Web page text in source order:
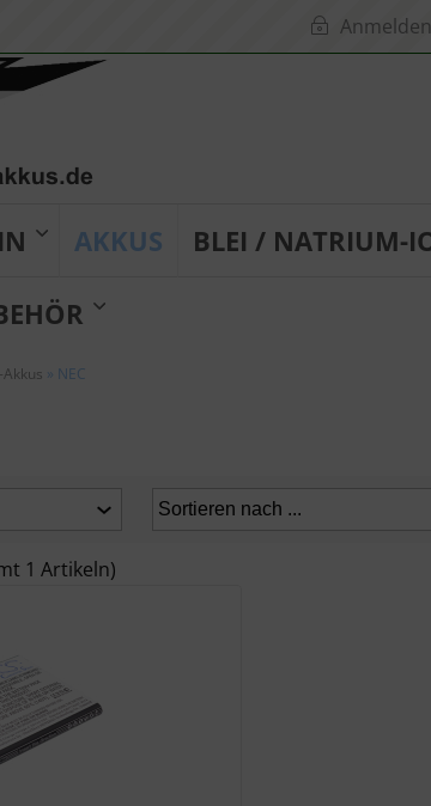
Anmelden
AKKUS BLEI / NATRIUM-
» NEC
1 Artikeln)